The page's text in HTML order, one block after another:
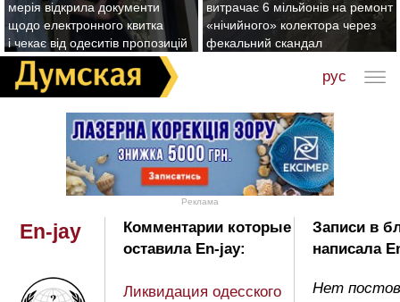
мерія відкрила документи
щодо електронного квитка
і чекає від одеситів пропозицій
витрачає 6 мільйонів на ремонт
«нічийного» колектора через
фекальний скандал
рус
Реклама
En-jay
Комментарии которые
оставила En-jay:
Ликвидация одесского
Записи в
написала
Нет